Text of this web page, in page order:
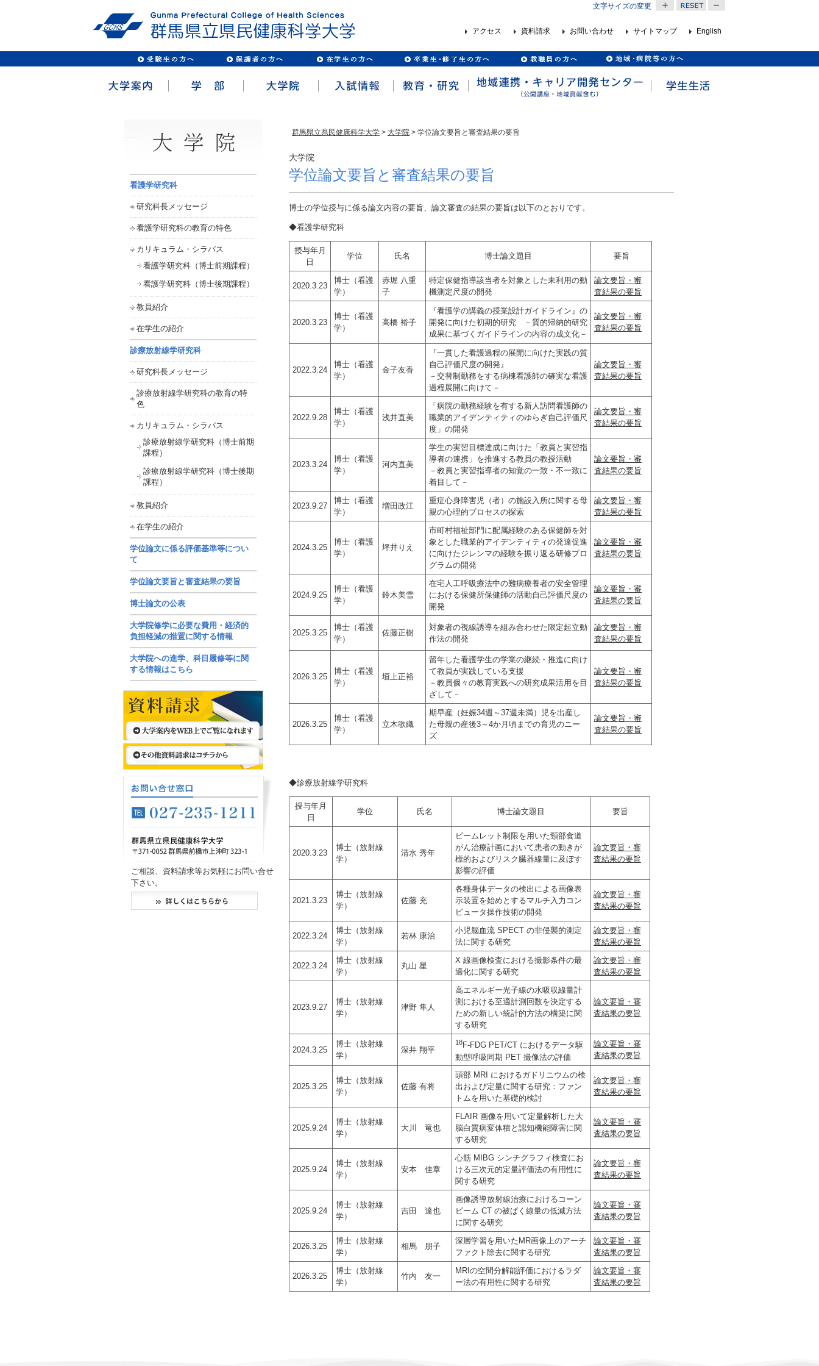
文字サイズの変更
アクセス 資料請求 お問い合わせ サイトマップ English
群馬県立県民健康科学大学 > 大学院 > 学位論文要旨と審査結果の要旨
大学院
学位論文要旨と審査結果の要旨
博士の学位授与に係る論文内容の要旨、論文審査の結果の要旨は以下のとおりです。
◆看護学研究科
授与年月
日
学位 氏名 博士論文題目 要旨
2020.3.23
博士（看護
学）
赤堀 八重
子
特定保健指導該当者を対象とした未利用の動
機測定尺度の開発
論文要旨・審
査結果の要旨
2020.3.23
博士（看護
学）
高橋 裕子
『看護学の講義の授業設計ガイドライン』の
開発に向けた初期的研究 －質的帰納的研究
成果に基づくガイドラインの内容の成文化－
論文要旨・審
査結果の要旨
2022.3.24
博士（看護
学）
金子友香
『一貫した看護過程の展開に向けた実践の質
自己評価尺度の開発』
－交替制勤務をする病棟看護師の確実な看護
過程展開に向けて－
論文要旨・審
査結果の要旨
2022.9.28
博士（看護
学）
浅井直美
「病院の勤務経験を有する新人訪問看護師の
職業的アイデンティティのゆらぎ自己評価尺
度」の開発
論文要旨・審
査結果の要旨
2023.3.24
博士（看護
学）
河内直美
学生の実習目標達成に向けた「教員と実習指
導者の連携」を推進する教員の教授活動
－教員と実習指導者の知覚の一致・不一致に
着目して－
論文要旨・審
査結果の要旨
2023.9.27
博士（看護
学）
増田政江
重症心身障害児（者）の施設入所に関する母
親の心理的プロセスの探索
論文要旨・審
査結果の要旨
2024.3.25
博士（看護
学）
坪井りえ
市町村福祉部門に配属経験のある保健師を対
象とした職業的アイデンティティの発達促進
に向けたジレンマの経験を振り返る研修プロ
グラムの開発
論文要旨・審
査結果の要旨
2024.9.25
博士（看護
学）
鈴木美雪
在宅人工呼吸療法中の難病療養者の安全管理
における保健所保健師の活動自己評価尺度の
開発
論文要旨・審
査結果の要旨
2025.3.25
博士（看護
学）
佐藤正樹
対象者の視線誘導を組み合わせた限定起立動
作法の開発
論文要旨・審
査結果の要旨
2026.3.25
博士（看護
学）
垣上正裕
留年した看護学生の学業の継続・推進に向け
て教員が実践している支援
－教員個々の教育実践への研究成果活用を目
ざして－
論文要旨・審
査結果の要旨
2026.3.25
博士（看護
学）
立木歌織
期早産（妊娠34週～37週未満）児を出産し
た母親の産後3～4か月頃までの育児のニー
ズ
論文要旨・審
査結果の要旨
◆診療放射線学研究科
授与年月
日
学位 氏名 博士論文題目 要旨
2020.3.23
博士（放射線
学）
清水 秀年
ビームレット制限を用いた頸部食道
がん治療計画において患者の動きが
標的およびリスク臓器線量に及ぼす
影響の評価
論文要旨・審
査結果の要旨
2021.3.23
博士（放射線
学）
佐藤 充
各種身体データの検出による画像表
示装置を始めとするマルチ入力コン
ピュータ操作技術の開発
論文要旨・審
査結果の要旨
2022.3.24
博士（放射線
学）
若林 康治
小児脳血流 SPECT の非侵襲的測定
法に関する研究
論文要旨・審
査結果の要旨
2022.3.24
博士（放射線
学）
丸山 星
X 線画像検査における撮影条件の最
適化に関する研究
論文要旨・審
査結果の要旨
2023.9.27
博士（放射線
学）
津野 隼人
高エネルギー光子線の水吸収線量計
測における至適計測回数を決定する
ための新しい統計的方法の構築に関
する研究
論文要旨・審
査結果の要旨
2024.3.25
博士（放射線
学）
深井 翔平
18F-FDG PET/CT におけるデータ駆
動型呼吸同期 PET 撮像法の評価
論文要旨・審
査結果の要旨
2025.3.25
博士（放射線
学）
佐藤 有将
頭部 MRI におけるガドリニウムの検
出および定量に関する研究：ファン
トムを用いた基礎的検討
論文要旨・審
査結果の要旨
2025.9.24
博士（放射線
学）
大川 竜也
FLAIR 画像を用いて定量解析した大
脳白質病変体積と認知機能障害に関
する研究
論文要旨・審
査結果の要旨
2025.9.24
博士（放射線
学）
安本 佳章
心筋 MIBG シンチグラフィ検査にお
ける三次元的定量評価法の有用性に
関する研究
論文要旨・審
査結果の要旨
2025.9.24
博士（放射線
学）
吉田 達也
画像誘導放射線治療におけるコーン
ビーム CT の被ばく線量の低減方法
に関する研究
論文要旨・審
査結果の要旨
2026.3.25
博士（放射線
学）
相馬 朋子
深層学習を用いたMR画像上のアーチ
ファクト除去に関する研究
論文要旨・審
査結果の要旨
2026.3.25
博士（放射線
学）
竹内 友一
MRIの空間分解能評価におけるラダ
ー法の有用性に関する研究
論文要旨・審
査結果の要旨
看護学研究科
研究科長メッセージ
看護学研究科の教育の特色
カリキュラム・シラバス
看護学研究科（博士前期課程）
看護学研究科（博士後期課程）
教員紹介
在学生の紹介
診療放射線学研究科
研究科長メッセージ
診療放射線学研究科の教育の特
色
カリキュラム・シラバス
診療放射線学研究科（博士前期
課程）
診療放射線学研究科（博士後期
課程）
教員紹介
在学生の紹介
学位論文に係る評価基準等につい
て
学位論文要旨と審査結果の要旨
博士論文の公表
大学院修学に必要な費用・経済的
負担軽減の措置に関する情報
大学院への進学、科目履修等に関
する情報はこちら
ご相談、資料請求等お気軽にお問い合せ
下さい。